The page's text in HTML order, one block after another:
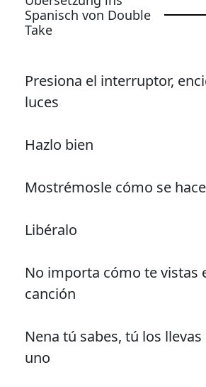
Spanisch von Double
Take
Presiona el interruptor,
luces
Hazlo bien
Mostrémosle cómo se hace
Libéralo
No importa cómo te vistas
canción
Nena tú sabes, tú los
uno